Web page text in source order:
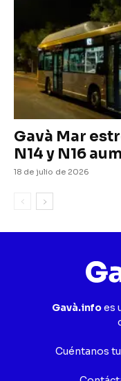
Gavà Mar
N14 y N16
18 de julio de 2026
Gavà.infoes
Cuéntanos